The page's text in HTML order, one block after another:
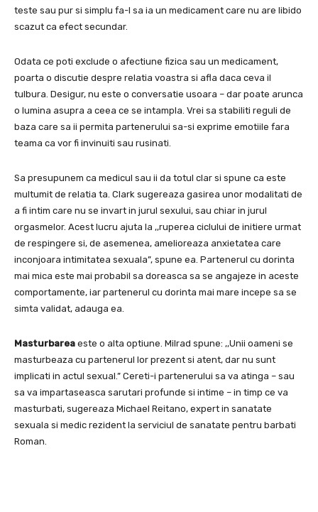
teste sau pur si simplu fa-l sa ia un medicament care nu are libido
scazut ca efect secundar.
Odata ce poti exclude o afectiune fizica sau un medicament,
poarta o discutie despre relatia voastra si afla daca ceva il
tulbura. Desigur, nu este o conversatie usoara – dar poate arunca
o lumina asupra a ceea ce se intampla. Vrei sa stabiliti reguli de
baza care sa ii permita partenerului sa-si exprime emotiile fara
teama ca vor fi invinuiti sau rusinati.
Sa presupunem ca medicul sau ii da totul clar si spune ca este
multumit de relatia ta. Clark sugereaza gasirea unor modalitati de
a fi intim care nu se invart in jurul sexului, sau chiar in jurul
orgasmelor. Acest lucru ajuta la ,,ruperea ciclului de initiere urmat
de respingere si, de asemenea, amelioreaza anxietatea care
inconjoara intimitatea sexuala”, spune ea. Partenerul cu dorinta
mai mica este mai probabil sa doreasca sa se angajeze in aceste
comportamente, iar partenerul cu dorinta mai mare incepe sa se
simta validat, adauga ea.
Masturbarea este o alta optiune. Milrad spune: ,,Unii oameni se
masturbeaza cu partenerul lor prezent si atent, dar nu sunt
implicati in actul sexual.” Cereti-i partenerului sa va atinga – sau
sa va impartaseasca sarutari profunde si intime – in timp ce va
masturbati, sugereaza Michael Reitano, expert in sanatate
sexuala si medic rezident la serviciul de sanatate pentru barbati
Roman.